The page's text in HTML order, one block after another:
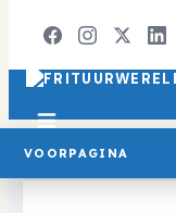
VOORPAGINA